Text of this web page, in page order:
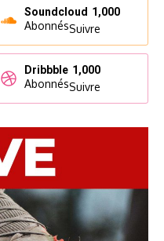
Soundcloud 1,000
AbonnésSuivre
Dribbble 1,000
AbonnésSuivre